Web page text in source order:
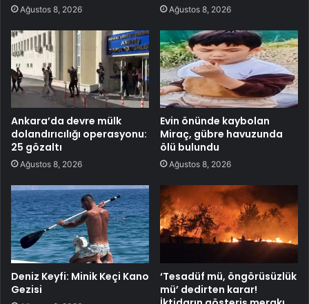
Ağustos 8, 2026 Ağustos 8, 2026
Ankara’da devre mülk
dolandırıcılığı operasyonu:
25 gözaltı
Ağustos 8, 2026
Evin önünde kaybolan
Miraç, gübre havuzunda
ölü bulundu
Ağustos 8, 2026
Deniz Keyfi: Minik Keçi Kano
Gezisi
‘Tesadüf mü, öngörüsüzlük
mü’ dedirten karar!